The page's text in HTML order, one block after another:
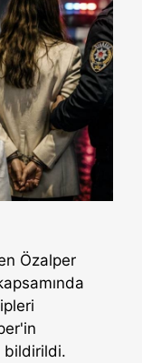
Özalper
bildirildi.